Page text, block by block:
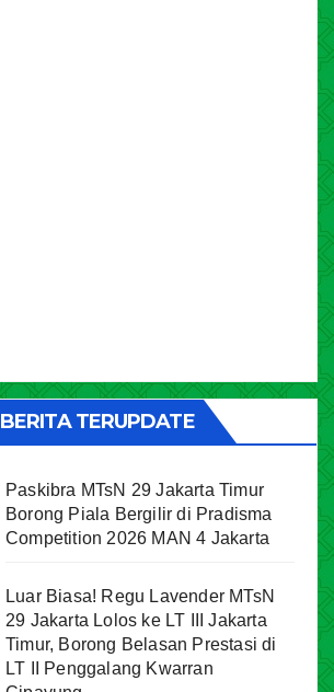
BERITA TERUPDATE
Paskibra MTsN 29 Jakarta Timur
Borong Piala Bergilir di Pradisma
Competition 2026 MAN 4 Jakarta
Luar Biasa! Regu Lavender MTsN
29 Jakarta Lolos ke LT III Jakarta
Timur, Borong Belasan Prestasi di
LT II Penggalang Kwarran